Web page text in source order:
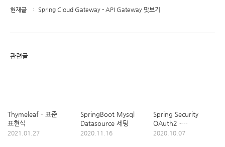
현재글 Spring Cloud Gateway - API Gateway 맛보기
관련글
Thymeleaf - 표준
표현식
2021.01.27
SpringBoot Mysql
Datasource 세팅
2020.11.16
Spring Security
OAuth2 -
Authorization
2020.10.07